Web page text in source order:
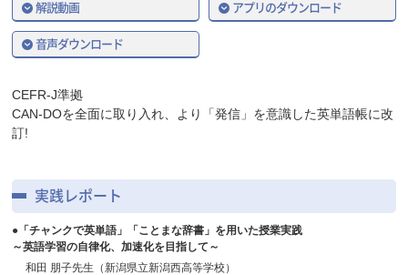
解説動画 アプリのダウンロード
音声ダウンロード
CEFR-J準拠
CAN-DOを全面に取り入れ、より「発信」を意識した英単語帳に改
訂!
実践レポート
●「チャンクで英単語」「ことまな辞書」を用いた授業実践
～英語学習の自律化、加速化を目指して～
和田 朋子先生（新潟県立新潟西高等学校）